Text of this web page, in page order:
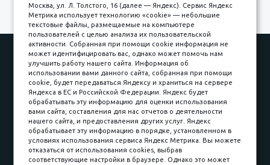
Наши работы
Оплата
Доставка и сборка
Гарантии
Карьера в компании
Контакты
Принимаем к оплате
Москва, ул. Л. Толстого, 16 (далее — Яндекс). Сервис Яндекс
Метрика использует технологию «cookie» — небольшие
текстовые файлы, размещаемые на компьютере
пользователей с целью анализа их пользовательской
активности. Собранная при помощи cookie информация не
может идентифицировать вас, однако может помочь нам
улучшить работу нашего сайта. Информация об
использовании вами данного сайта, собранная при помощи
cookie, будет передаваться Яндексу и храниться на сервере
Яндекса в ЕС и Российской Федерации. Яндекс будет
обрабатывать эту информацию для оценки использования
вами сайта, составления для нас отчетов о деятельности
нашего сайта, и предоставления других услуг. Яндекс
обрабатывает эту информацию в порядке, установленном в
условиях использования сервиса Яндекс Метрика. Вы можете
отказаться от использования cookies, выбрав
соответствующие настройки в браузере. Однако это может